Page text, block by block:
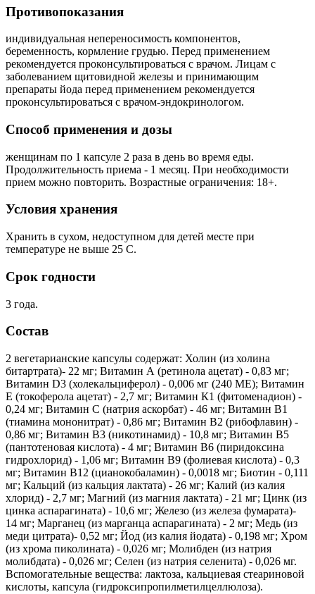
Противопоказания
индивидуальная непереносимость компонентов,
беременность, кормление грудью. Перед применением
рекомендуется проконсультироваться с врачом. Лицам с
заболеванием щитовидной железы и принимающим
препараты йода перед применением рекомендуется
проконсультироваться с врачом-эндокринологом.
Способ применения и дозы
женщинам по 1 капсуле 2 раза в день во время еды.
Продолжительность приема - 1 месяц. При необходимости
прием можно повторить. Возрастные ограничения: 18+.
Условия хранения
Хранить в сухом, недоступном для детей месте при
температуре не выше 25 С.
Срок годности
3 года.
Состав
2 вегетарианские капсулы содержат: Холин (из холина
битартрата)- 22 мг; Витамин А (ретинола ацетат) - 0,83 мг;
Витамин D3 (холекальциферол) - 0,006 мг (240 МЕ); Витамин
Е (токоферола ацетат) - 2,7 мг; Витамин К1 (фитоменадион) -
0,24 мг; Витамин С (натрия аскорбат) - 46 мг; Витамин В1
(тиамина мононитрат) - 0,86 мг; Витамин В2 (рибофлавин) -
0,86 мг; Витамин В3 (никотинамид) - 10,8 мг; Витамин В5
(пантотеновая кислота) - 4 мг; Витамин В6 (пиридоксина
гидрохлорид) - 1,06 мг; Витамин В9 (фолиевая кислота) - 0,3
мг; Витамин В12 (цианокобаламин) - 0,0018 мг; Биотин - 0,111
мг; Кальций (из кальция лактата) - 26 мг; Калий (из калия
хлорид) - 2,7 мг; Магний (из магния лактата) - 21 мг; Цинк (из
цинка аспарагината) - 10,6 мг; Железо (из железа фумарата)-
14 мг; Марганец (из марганца аспарагината) - 2 мг; Медь (из
меди цитрата)- 0,52 мг; Йод (из калия йодата) - 0,198 мг; Хром
(из хрома пиколината) - 0,026 мг; Молибден (из натрия
молибдата) - 0,026 мг; Селен (из натрия селенита) - 0,026 мг.
Вспомогательные вещества: лактоза, кальциевая стеариновой
кислоты, капсула (гидроксипропилметилцеллюлоза).